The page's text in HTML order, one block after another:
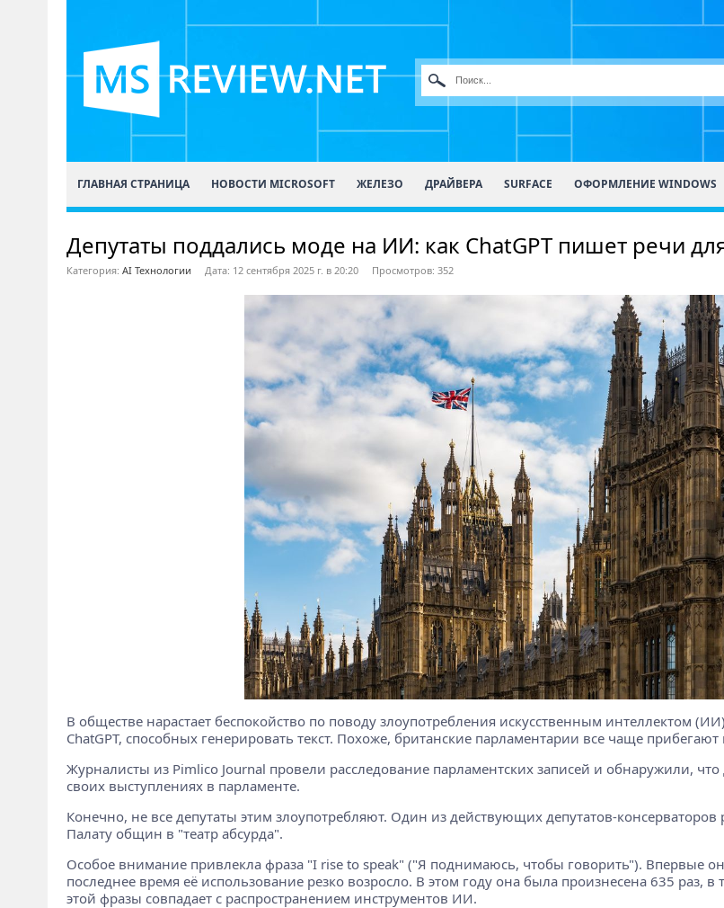
ГЛАВНАЯ СТРАНИЦА НОВОСТИ MICROSOFT ЖЕЛЕЗО ДРАЙВЕРА SURFACE ОФОРМЛЕНИЕ WINDOWS
Депутаты поддались моде на ИИ: как ChatGPT пишет речи
Категория: AI Технологии Дата: 12 сентября 2025 г. в 20:20 Просмотров: 352
В обществе нарастает беспокойство по поводу злоупотребления искусственным интеллектом
ChatGPT, способных генерировать текст. Похоже, британские парламентарии все чаще
Журналисты из Pimlico Journal провели расследование парламентских записей и обнаружили,
своих выступлениях в парламенте.
Конечно, не все депутаты этим злоупотребляют. Один из действующих депутатов-консерваторов
Палату общин в "театр абсурда".
Особое внимание привлекла фраза "I rise to speak" ("Я поднимаюсь, чтобы говорить"). Впервые
последнее время её использование резко возросло. В этом году она была произнесена 635 раз, в
этой фразы совпадает с распространением инструментов ИИ.